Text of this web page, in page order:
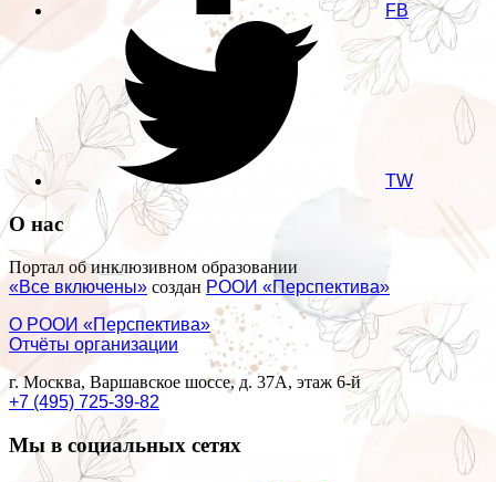
FB
TW
О нас
Портал об инклюзивном образовании
«Все включены» создан РООИ «Перспектива»
О РООИ «Перспектива»
Отчёты организации
г. Москва, Варшавское шоссе, д. 37А, этаж 6-й
+7 (495) 725-39-82
Мы в социальных сетях